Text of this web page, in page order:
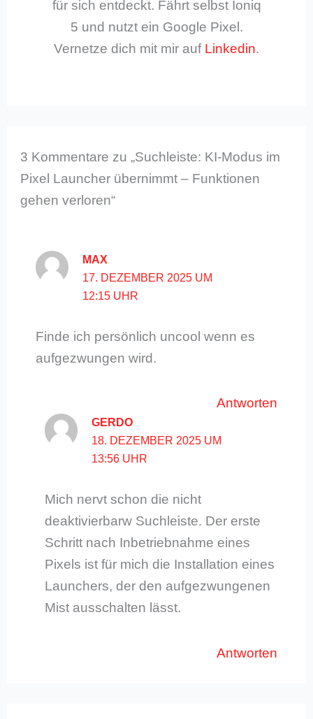
für sich entdeckt. Fährt selbst Ioniq
5 und nutzt ein Google Pixel.
Vernetze dich mit mir auf Linkedin.
3 Kommentare zu „Suchleiste: KI-Modus im
Pixel Launcher übernimmt – Funktionen
gehen verloren“
MAX
17. DEZEMBER 2025 UM
12:15 UHR
Finde ich persönlich uncool wenn es
aufgezwungen wird.
Antworten
GERDO
18. DEZEMBER 2025 UM
13:56 UHR
Mich nervt schon die nicht
deaktivierbarw Suchleiste. Der erste
Schritt nach Inbetriebnahme eines
Pixels ist für mich die Installation eines
Launchers, der den aufgezwungenen
Mist ausschalten lässt.
Antworten